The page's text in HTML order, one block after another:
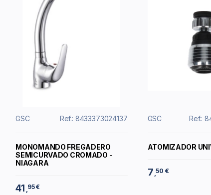
GSC Ref.: 8433373024137
MONOMANDO FREGADERO
SEMICURVADO CROMADO -
NIAGARA
41 ,95 €
GSC Ref.:
ATOMIZADOR
7 ,50 €